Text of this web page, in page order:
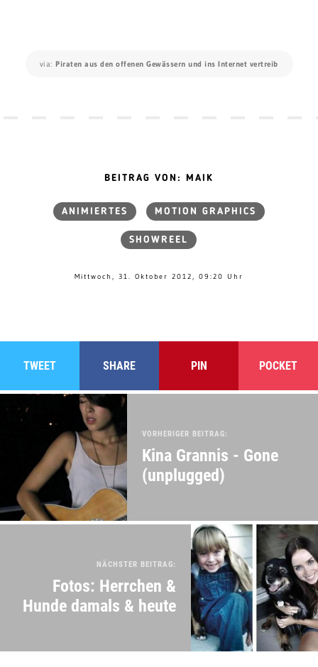
via: Piraten aus den offenen Gewässern und ins Internet vertreib
BEITRAG VON: MAIK
ANIMIERTES MOTION GRAPHICS
SHOWREEL
Mittwoch, 31. Oktober 2012, 09:20 Uhr
TWEET SHARE PIN POCKET
VORHERIGER BEITRAG:
Kina Grannis - Gone
(unplugged)
NÄCHSTER BEITRAG:
Fotos: Herrchen &
Hunde damals & heute